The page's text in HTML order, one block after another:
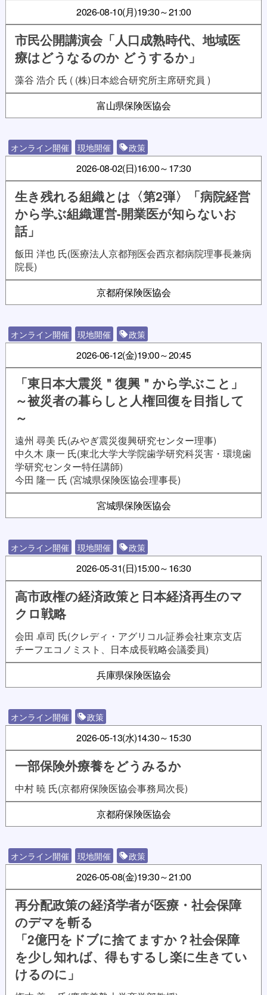
2026-08-10(月)19:30～21:00
市民公開講演会「人口成熟時代、地域医
療はどうなるのか どうするか」
藻谷 浩介 氏 ( (株)日本総合研究所主席研究員 )
富山県保険医協会
オンライン開催 現地開催 政策
2026-08-02(日)16:00～17:30
生き残れる組織とは〈第2弾〉「病院経営
から学ぶ組織運営-開業医が知らないお
話」
飯田 洋也 氏(医療法人京都翔医会西京都病院理事長兼病
院長)
京都府保険医協会
オンライン開催 現地開催 政策
2026-06-12(金)19:00～20:45
「東日本大震災＂復興＂から学ぶこと」
～被災者の暮らしと人権回復を目指して
～
遠州 尋美 氏(みやぎ震災復興研究センター理事)
中久木 康一 氏(東北大学大学院歯学研究科災害・環境歯
学研究センター特任講師)
今田 隆一 氏 (宮城県保険医協会理事長)
宮城県保険医協会
オンライン開催 現地開催 政策
2026-05-31(日)15:00～16:30
高市政権の経済政策と日本経済再生のマ
クロ戦略
会田 卓司 氏(クレディ・アグリコル証券会社東京支店
チーフエコノミスト、日本成長戦略会議委員)
兵庫県保険医協会
オンライン開催 政策
2026-05-13(水)14:30～15:30
一部保険外療養をどうみるか
中村 暁 氏(京都府保険医協会事務局次長)
京都府保険医協会
オンライン開催 現地開催 政策
2026-05-08(金)19:30～21:00
再分配政策の経済学者が医療・社会保障
のデマを斬る
「2億円をドブに捨てますか？社会保障
を少し知れば、得もするし楽に生きてい
けるのに」